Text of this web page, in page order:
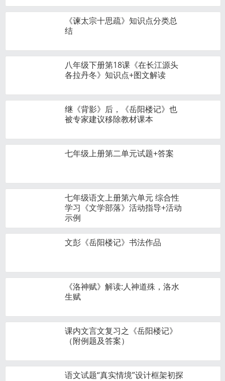
《谏太宗十思疏》知识点分类总
结
八年级下册第18课《在长江源头
各拉丹冬》知识点+图文解读
继《背影》后，《岳阳楼记》也
被专家建议移除教材课本
七年级上册第二单元试题+答案
七年级语文上册第六单元 综合性
学习《文学部落》活动指导+活动
示例
文彭《岳阳楼记》书法作品
《洛神赋》解读:人神道殊，洛水
生赋
课内文言文复习之《岳阳楼记》
（附例题及答案）
语文试题“真实情境”设计框架初探